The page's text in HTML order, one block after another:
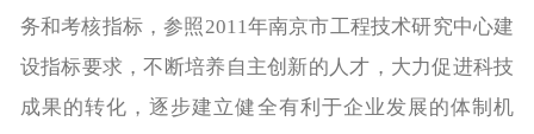
务和考核指标，参照2011年南京市工程技术研究中心建
设指标要求，不断培养自主创新的人才，大力促进科技
成果的转化，逐步建立健全有利于企业发展的体制机